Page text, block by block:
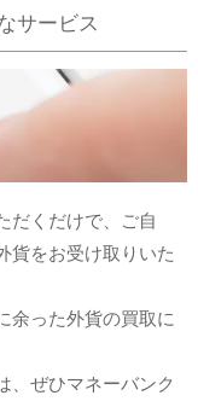
サービス
だくだけで、ご自
貨をお受け取りいた
余った外貨の買取に
、ぜひマネーバンク